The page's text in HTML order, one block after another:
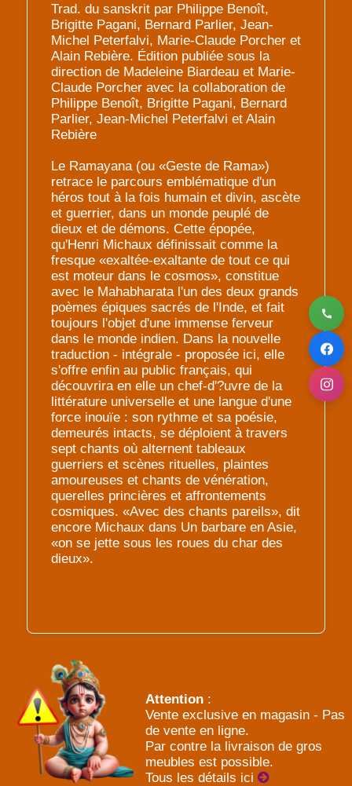
Trad. du sanskrit par Philippe Benoît,
Brigitte Pagani, Bernard Parlier, Jean-
Michel Peterfalvi, Marie-Claude Porcher et
Alain Rebière. Édition publiée sous la
direction de Madeleine Biardeau et Marie-
Claude Porcher avec la collaboration de
Philippe Benoît, Brigitte Pagani, Bernard
Parlier, Jean-Michel Peterfalvi et Alain
Rebière
Le Ramayana (ou «Geste de Rama»)
retrace le parcours emblématique d'un
héros tout à la fois humain et divin, ascète
et guerrier, dans un monde peuplé de
dieux et de démons. Cette épopée,
qu'Henri Michaux définissait comme la
fresque «exaltée-exaltante de tout ce qui
est moteur dans le cosmos», constitue
avec le Mahabharata l'un des deux grands
poèmes épiques sacrés de l'Inde, et fait
toujours l'objet d'une immense ferveur
dans le monde indien. Dans la nouvelle
traduction - intégrale - proposée ici, elle
s'offre enfin au public français, qui
découvrira en elle un chef-d'?uvre de la
littérature universelle et une langue d'une
force inouïe : son rythme et sa poésie,
demeurés intacts, se déploient à travers
sept chants où alternent tableaux
guerriers et scènes rituelles, plaintes
amoureuses et chants de vénération,
querelles princières et affrontements
cosmiques. «Avec des chants pareils», dit
encore Michaux dans Un barbare en Asie,
«on se jette sous les roues du char des
dieux».
Attention :
Vente exclusive en magasin - Pas
de vente en ligne.
Par contre la livraison de gros
meubles est possible.
Tous les détails ici